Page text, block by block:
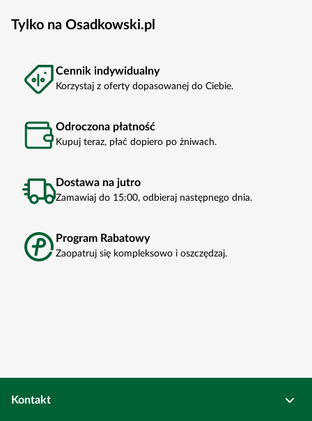
Tylko na Osadkowski.pl
Cennik indywidualny
Korzystaj z oferty dopasowanej do Ciebie.
Odroczona płatność
Kupuj teraz, płać dopiero po żniwach.
Dostawa na jutro
Zamawiaj do 15:00, odbieraj następnego dnia.
Program Rabatowy
Zaopatruj się kompleksowo i oszczędzaj.
Kontakt